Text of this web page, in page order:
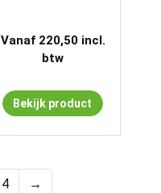
Vanaf 220,50incl.
btw
Bekijk product
4 →